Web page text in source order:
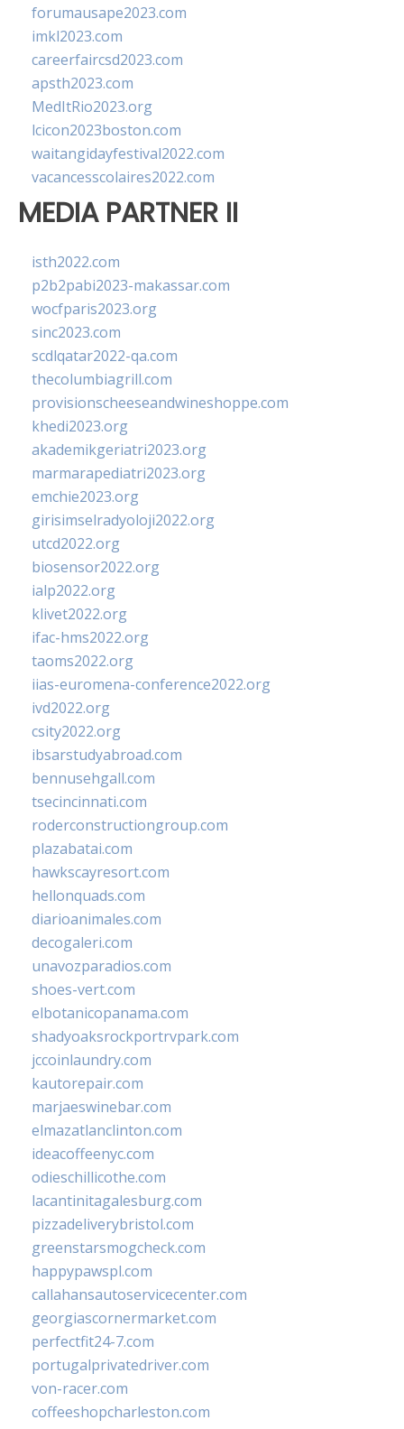
forumausape2023.com
imkl2023.com
careerfaircsd2023.com
apsth2023.com
MedItRio2023.org
lcicon2023boston.com
waitangidayfestival2022.com
vacancesscolaires2022.com
MEDIA PARTNER II
isth2022.com
p2b2pabi2023-makassar.com
wocfparis2023.org
sinc2023.com
scdlqatar2022-qa.com
thecolumbiagrill.com
provisionscheeseandwineshoppe.com
khedi2023.org
akademikgeriatri2023.org
marmarapediatri2023.org
emchie2023.org
girisimselradyoloji2022.org
utcd2022.org
biosensor2022.org
ialp2022.org
klivet2022.org
ifac-hms2022.org
taoms2022.org
iias-euromena-conference2022.org
ivd2022.org
csity2022.org
ibsarstudyabroad.com
bennusehgall.com
tsecincinnati.com
roderconstructiongroup.com
plazabatai.com
hawkscayresort.com
hellonquads.com
diarioanimales.com
decogaleri.com
unavozparadios.com
shoes-vert.com
elbotanicopanama.com
shadyoaksrockportrvpark.com
jccoinlaundry.com
kautorepair.com
marjaeswinebar.com
elmazatlanclinton.com
ideacoffeenyc.com
odieschillicothe.com
lacantinitagalesburg.com
pizzadeliverybristol.com
greenstarsmogcheck.com
happypawspl.com
callahansautoservicecenter.com
georgiascornermarket.com
perfectfit24-7.com
portugalprivatedriver.com
von-racer.com
coffeeshopcharleston.com